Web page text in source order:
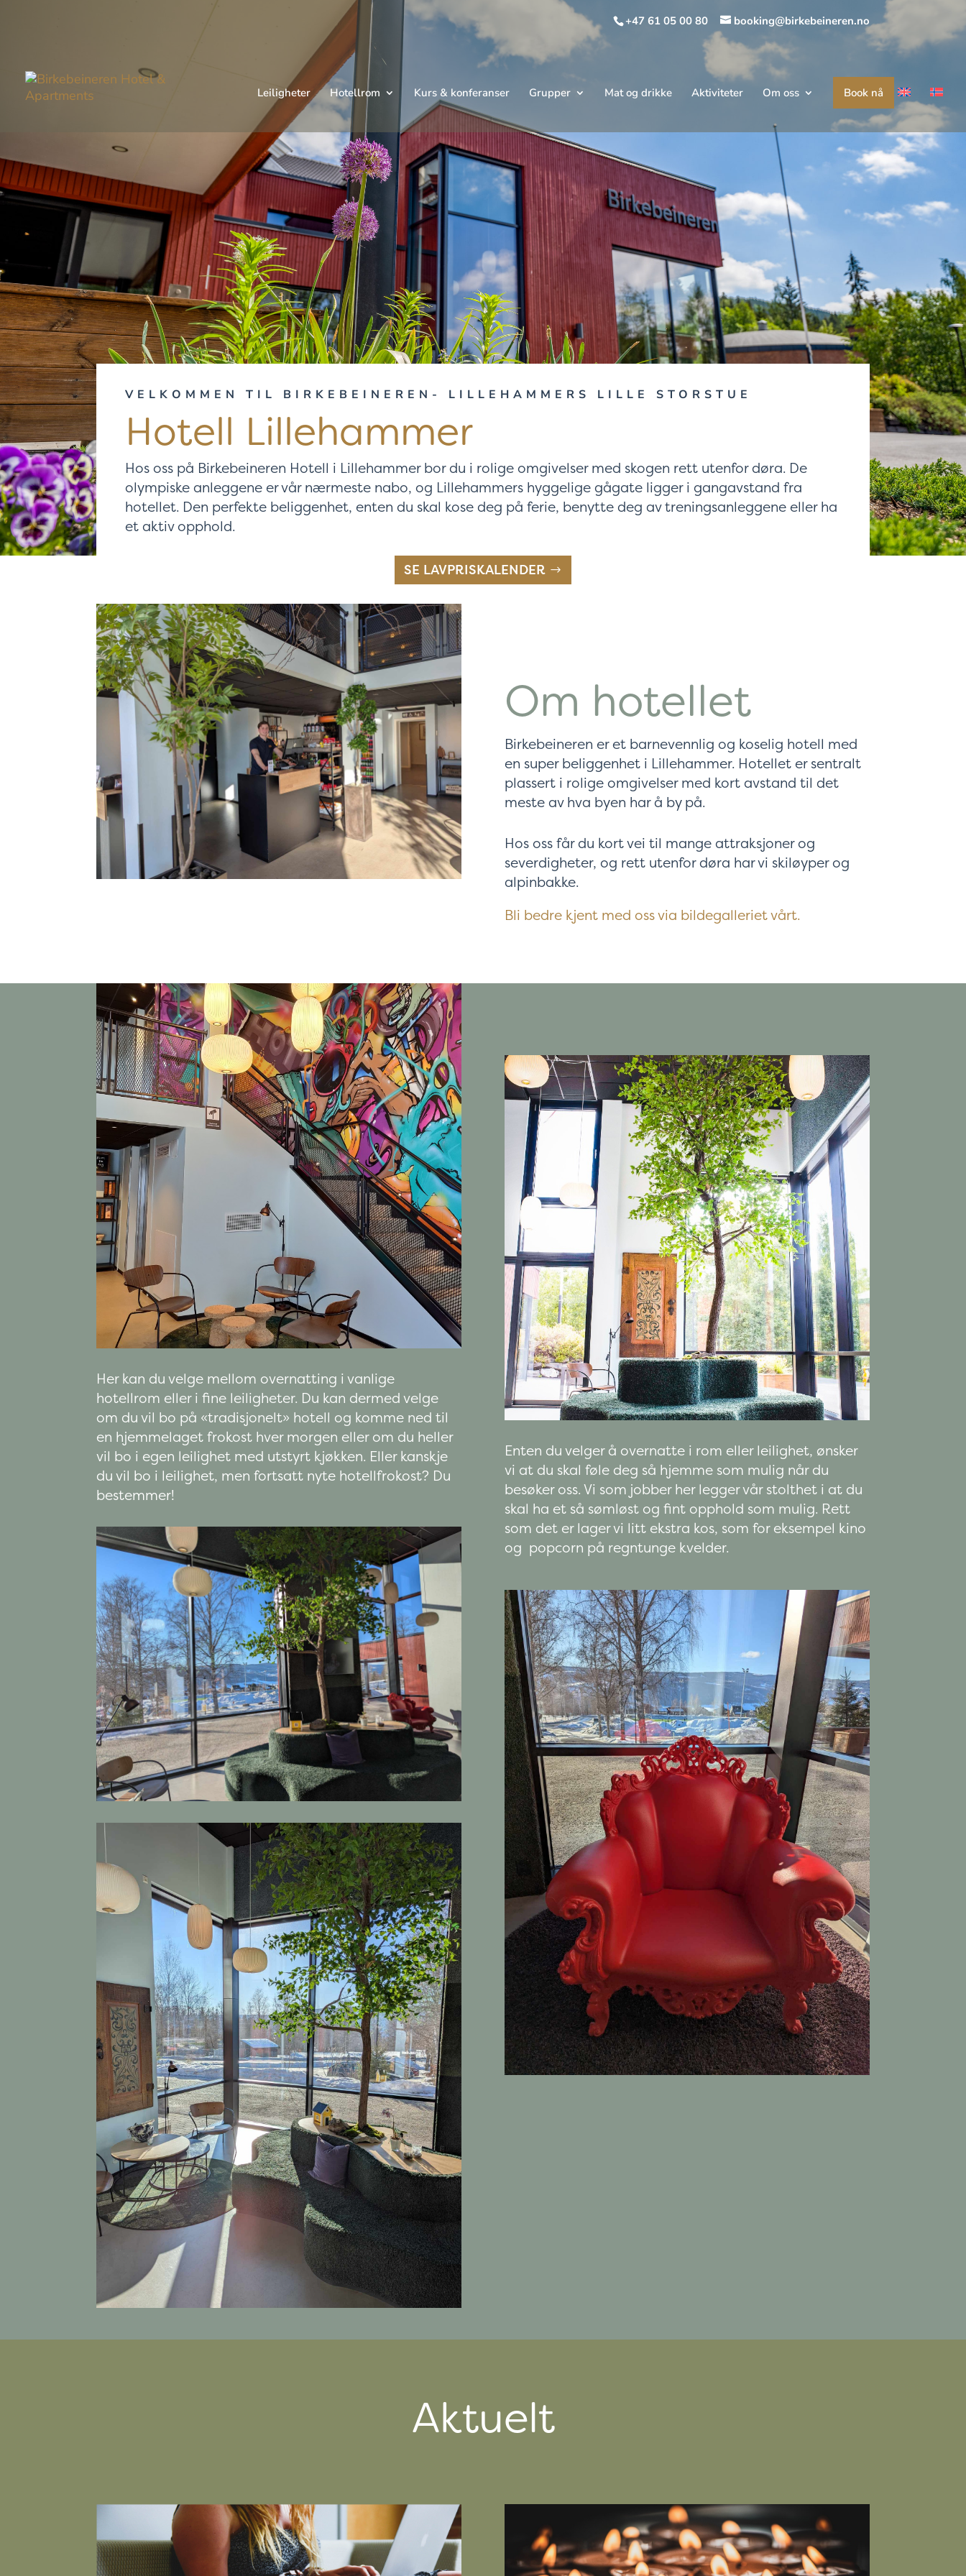
+47 61 05 00 80 booking@birkebeineren.no
Leiligheter Hotellrom Kurs & konferanser Grupper Mat og drikke Aktiviteter Om oss Book nå
VELKOMMEN TIL BIRKEBEINEREN- LILLEHAMMERS LILLE STORSTUE
Hotell Lillehammer
Hos oss på Birkebeineren Hotell i Lillehammer bor du i rolige omgivelser med skogen rett utenfor døra. De
olympiske anleggene er vår nærmeste nabo, og Lillehammers hyggelige gågate ligger i gangavstand fra
hotellet. Den perfekte beliggenhet, enten du skal kose deg på ferie, benytte deg av treningsanleggene eller ha
et aktiv opphold.
SE LAVPRISKALENDER
Om hotellet
Birkebeineren er et barnevennlig og koselig hotell med
en super beliggenhet i Lillehammer. Hotellet er sentralt
plassert i rolige omgivelser med kort avstand til det
meste av hva byen har å by på.
Hos oss får du kort vei til mange attraksjoner og
severdigheter, og rett utenfor døra har vi skiløyper og
alpinbakke.
Bli bedre kjent med oss via bildegalleriet vårt.
Her kan du velge mellom overnatting i vanlige
hotellrom eller i fine leiligheter. Du kan dermed velge
om du vil bo på «tradisjonelt» hotell og komme ned til
en hjemmelaget frokost hver morgen eller om du heller
vil bo i egen leilighet med utstyrt kjøkken. Eller kanskje
du vil bo i leilighet, men fortsatt nyte hotellfrokost? Du
bestemmer!
Enten du velger å overnatte i rom eller leilighet, ønsker
vi at du skal føle deg så hjemme som mulig når du
besøker oss. Vi som jobber her legger vår stolthet i at du
skal ha et så sømløst og fint opphold som mulig. Rett
som det er lager vi litt ekstra kos, som for eksempel kino
og popcorn på regntunge kvelder.
Aktuelt